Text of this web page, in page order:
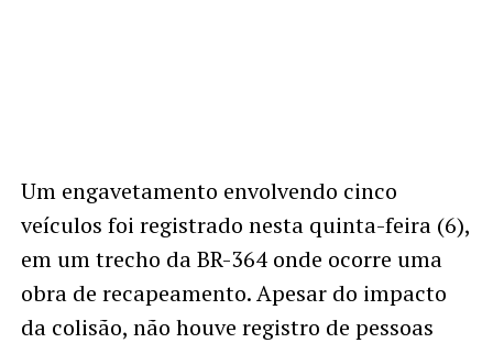
Um engavetamento envolvendo cinco
veículos foi registrado nesta quinta-feira (6),
em um trecho da BR-364 onde ocorre uma
obra de recapeamento. Apesar do impacto
da colisão, não houve registro de pessoas